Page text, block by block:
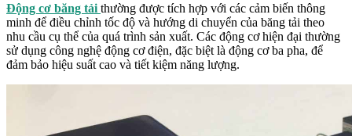
Động cơ băng tải thường được tích hợp với các cảm biến thông
minh để điều chỉnh tốc độ và hướng di chuyển của băng tải theo
nhu cầu cụ thể của quá trình sản xuất. Các động cơ hiện đại thường
sử dụng công nghệ động cơ điện, đặc biệt là động cơ ba pha, để
đảm bảo hiệu suất cao và tiết kiệm năng lượng.